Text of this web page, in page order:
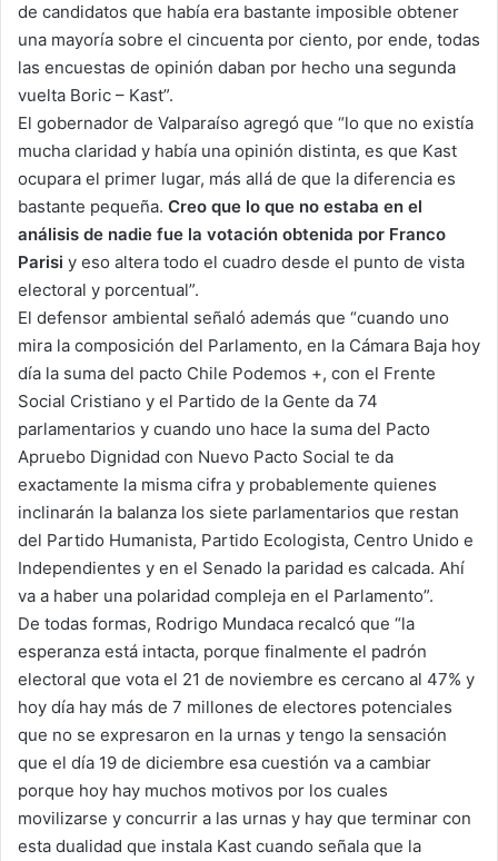
de candidatos que había era bastante imposible obtener
una mayoría sobre el cincuenta por ciento, por ende, todas
las encuestas de opinión daban por hecho una segunda
vuelta Boric – Kast”.
El gobernador de Valparaíso agregó que “lo que no existía
mucha claridad y había una opinión distinta, es que Kast
ocupara el primer lugar, más allá de que la diferencia es
bastante pequeña. Creo que lo que no estaba en el
análisis de nadie fue la votación obtenida por Franco
Parisi y eso altera todo el cuadro desde el punto de vista
electoral y porcentual”.
El defensor ambiental señaló además que “cuando uno
mira la composición del Parlamento, en la Cámara Baja hoy
día la suma del pacto Chile Podemos +, con el Frente
Social Cristiano y el Partido de la Gente da 74
parlamentarios y cuando uno hace la suma del Pacto
Apruebo Dignidad con Nuevo Pacto Social te da
exactamente la misma cifra y probablemente quienes
inclinarán la balanza los siete parlamentarios que restan
del Partido Humanista, Partido Ecologista, Centro Unido e
Independientes y en el Senado la paridad es calcada. Ahí
va a haber una polaridad compleja en el Parlamento”.
De todas formas, Rodrigo Mundaca recalcó que “la
esperanza está intacta, porque finalmente el padrón
electoral que vota el 21 de noviembre es cercano al 47% y
hoy día hay más de 7 millones de electores potenciales
que no se expresaron en la urnas y tengo la sensación
que el día 19 de diciembre esa cuestión va a cambiar
porque hoy hay muchos motivos por los cuales
movilizarse y concurrir a las urnas y hay que terminar con
esta dualidad que instala Kast cuando señala que la